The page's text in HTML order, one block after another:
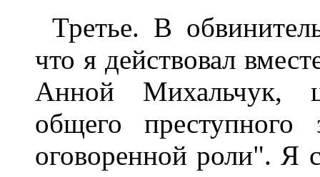
Третье. В
что я действовал
Анной Михальчук,
общего преступного
оговоренной роли". Я